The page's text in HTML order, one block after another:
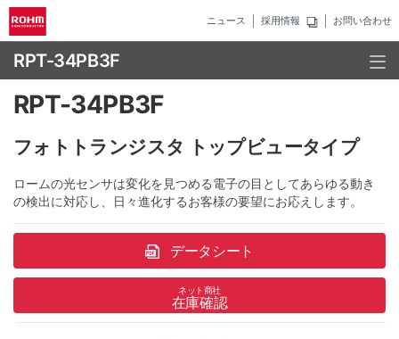
ニュース 採用情報 お問い合わせ
RPT-34PB3F
RPT-34PB3F
フォトトランジスタ トップビュータイプ
ロームの光センサは変化を見つめる電子の目としてあらゆる動き
の検出に対応し、日々進化するお客様の要望にお応えします。
データシート
ネット商社
在庫確認